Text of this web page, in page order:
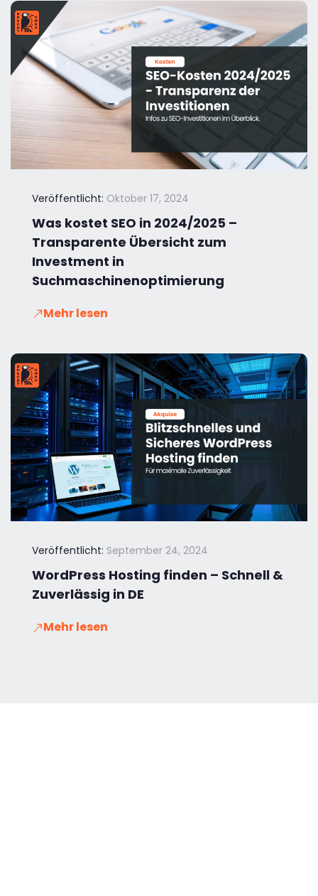
Veröffentlicht: Oktober 17, 2024
Was kostet SEO in 2024/2025 –
Transparente Übersicht zum
Investment in
Suchmaschinenoptimierung
Mehr lesen
Veröffentlicht: September 24, 2024
WordPress Hosting finden – Schnell &
Zuverlässig in DE
Mehr lesen